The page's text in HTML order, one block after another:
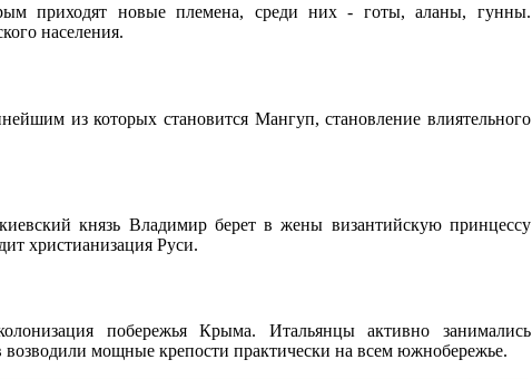
приходят новые племена, среди них - готы, аланы, гунны.
населения.
из которых становится Мангуп, становление влиятельного
князь Владимир берет в жены византийскую принцессу
христианизация Руси.
побережья Крыма. Итальянцы активно занимались
возводили мощные крепости практически на всем южнобережье.